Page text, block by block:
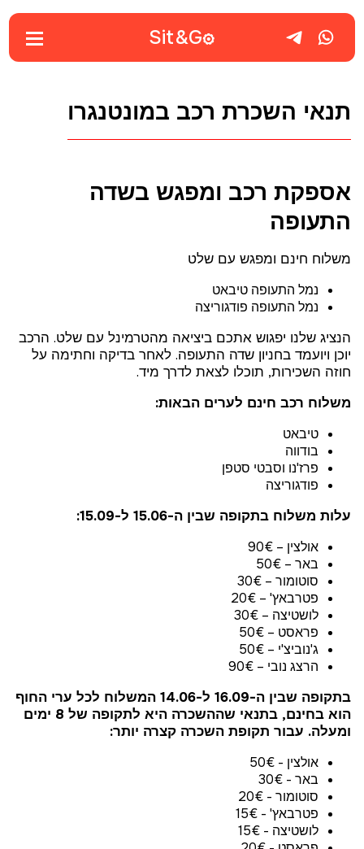
Sit&G
תנאי השכרת רכב במונטנגרו
אספקת רכב ומפגש בשדה
התעופה
משלוח חינם ומפגש עם שלט
נמל התעופה טיבאט
נמל התעופה פודגוריצה
הנציג שלנו יפגוש אתכם ביציאה מהטרמינל עם שלט. הרכב
יוכן ויועמד בחניון שדה התעופה. לאחר בדיקה וחתימה על
חוזה השכירות, תוכלו לצאת לדרך מיד.
משלוח רכב חינם לערים הבאות:
טיבאט
בודווה
פרז'נו וסבטי סטפן
פודגוריצה
עלות משלוח בתקופה שבין ה-15.06 ל-15.09:
אולצין – 90€
באר – 50€
סוטומור – 30€
פטרבאץ' – 20€
לושטיצה – 30€
פראסט – 50€
ג'נוביצ'י – 50€
הרצג נובי – 90€
בתקופה שבין ה-16.09 ל-14.06 המשלוח לכל ערי החוף
הוא בחינם, בתנאי שההשכרה היא לתקופה של 8 ימים
ומעלה. עבור תקופת השכרה קצרה יותר:
אולצין - 50€
באר - 30€
סוטומור - 20€
פטרבאץ' - 15€
לושטיצה - 15€